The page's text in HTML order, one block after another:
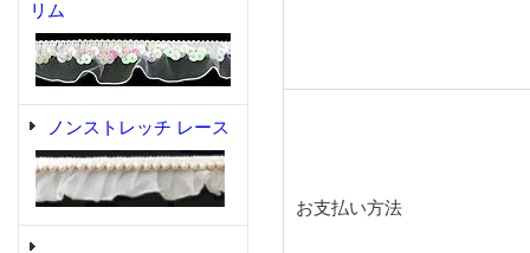
リム
ノンストレッチ レース
お支払い方法